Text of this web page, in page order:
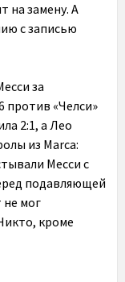
на замену. А
с записью
за
против «Челси»
2:1, а Лео
из Marca:
Месси с
подавляющей
не мог
кроме